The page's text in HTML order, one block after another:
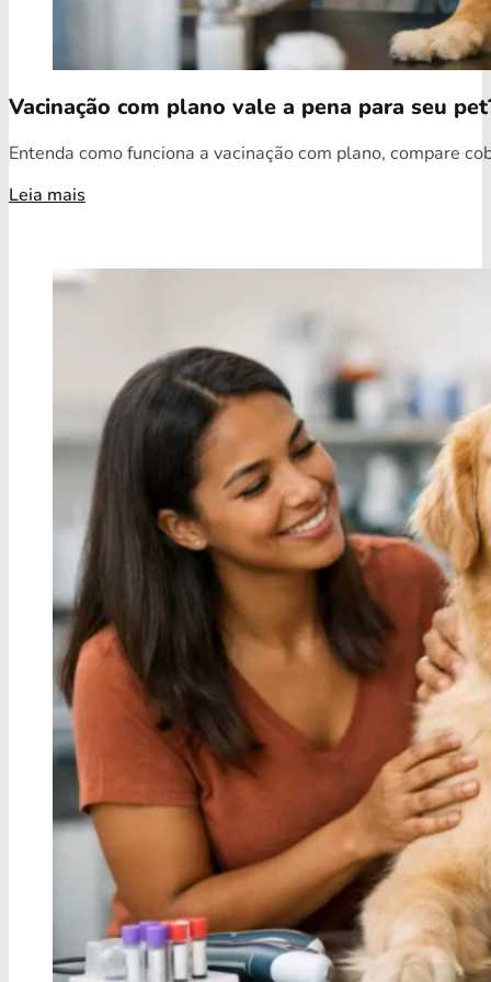
Vacinação com plano vale a pena para seu
Entenda como funciona a vacinação com plano, compare
Leia mais